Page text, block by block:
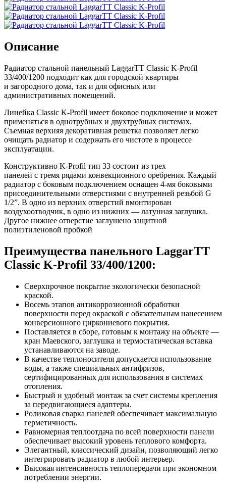
Описание
Радиатор стальной панельный LaggarTT Classic K-Profil
33/400/1200 подходит как для городской квартиры
и загородного дома, так и для офисных или
административных помещений.
Линейка Classic K-Profil имеет боковое подключение и может
применяться в однотрубных и двухтрубных системах.
Съемная верхняя декоративная решетка позволяет легко
очищать радиатор и содержать его чистоте в процессе
эксплуатации.
Конструктивно K-Profil тип 33 состоит из трех
панелей с тремя рядами конвекционного оребрения. Каждый
радиатор с боковым подключением оснащен 4-мя боковыми
присоединительными отверстиями с внутренней резьбой G
1/2”. В одно из верхних отверстий вмонтирован
воздухоотводчик, в одно из нижних — латунная заглушка.
Другое нижнее отверстие заглушено защитной
полиэтиленовой пробкой
Преимущества панельного LaggarTT
Classic K-Profil 33/400/1200:
Сверхпрочное покрытие экологически безопасной
краской.
Восемь этапов антикоррозионной обработки
поверхности перед окраской с обязательным нанесением
конверсионного циркониевого покрытия.
Поставляется в сборе, готовым к монтажу на объекте —
кран Маевского, заглушка и термостатическая вставка
устанавливаются на заводе.
В качестве теплоносителя допускается использование
воды, а также специальных антифризов,
сертифицированных для использования в системах
отопления.
Быстрый и удобный монтаж за счет системы крепления
за передвигающиеся адаптеры.
Роликовая сварка панелей обеспечивает максимальную
герметичность.
Равномерная теплоотдача по всей поверхности панели
обеспечивает высокий уровень теплового комфорта.
Элегантный, классический дизайн, позволяющий легко
интегрировать радиатор в любой интерьер.
Высокая интенсивность теплопередачи при экономном
потреблении энергии.